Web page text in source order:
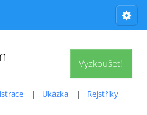
Vyzkoušet!
Ukázka
Rejstříky